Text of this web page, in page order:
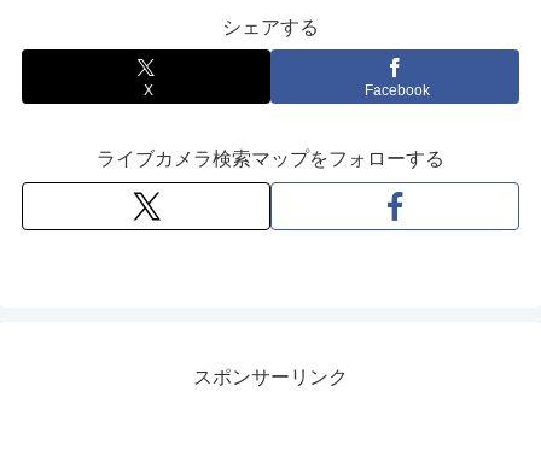
シェアする
X Facebook
ライブカメラ検索マップをフォローする
スポンサーリンク